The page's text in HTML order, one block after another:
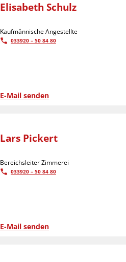
Elisabeth Schulz
Kaufmännische Angestellte
033920 – 50 84 80
E-Mail senden
Lars Pickert
Bereichsleiter Zimmerei
033920 – 50 84 80
E-Mail senden